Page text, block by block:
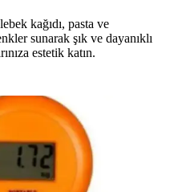
kağıdı, pasta ve
sunarak şık ve dayanıklı
estetik katın.